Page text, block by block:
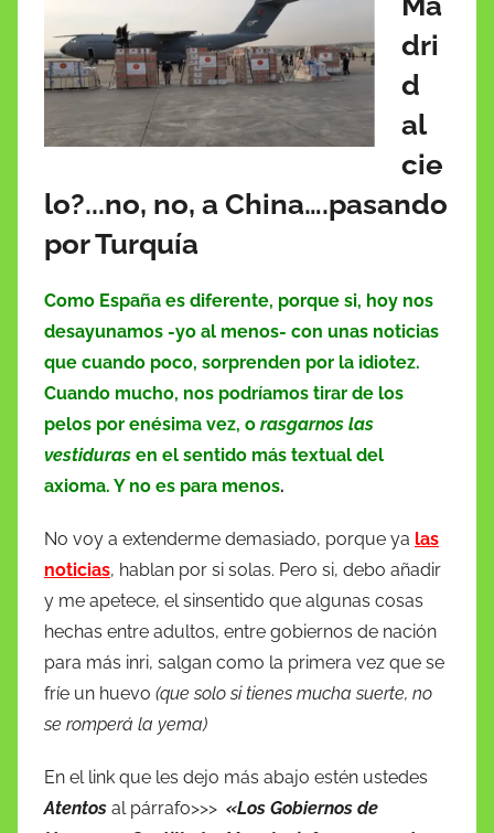
b
o
o
k
A
p
p
dI
n
o
n
W
is
Li
ar
tir
dri
d
al
cie
lo?...no, no, a China….pasando
por Turquía
Como España es diferente, porque si, hoy nos
desayunamos -yo al menos- con unas noticias
que cuando poco, sorprenden por la idiotez.
Cuando mucho, nos podríamos tirar de los
pelos por enésima vez, o rasgarnos las
vestiduras en el sentido más textual del
axioma. Y no es para menos.
No voy a extenderme demasiado, porque ya las
noticias, hablan por si solas. Pero si, debo añadir
y me apetece, el sinsentido que algunas cosas
hechas entre adultos, entre gobiernos de nación
para más inri, salgan como la primera vez que se
fríe un huevo (que solo si tienes mucha suerte, no
se romperá la yema)
En el link que les dejo más abajo estén ustedes
Atentos al párrafo>>> «Los Gobiernos de